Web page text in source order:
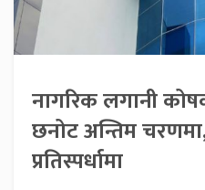
नागरिक लगानी
छनोट अन्तिम
प्रतिस्पर्धामा